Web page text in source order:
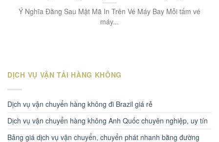
Ý Nghĩa Đằng Sau Mật Mã In Trên Vé Máy Bay Mỗi tấm vé
máy...
DỊCH VỤ VẬN TẢI HÀNG KHÔNG
Dịch vụ vận chuyển hàng không đi Brazil giá rẻ
Dịch vụ vận chuyển hàng không Anh Quốc chuyên nghiệp, uy tín
Bảng giá dịch vụ vận chuyển, chuyển phát nhanh bằng đường